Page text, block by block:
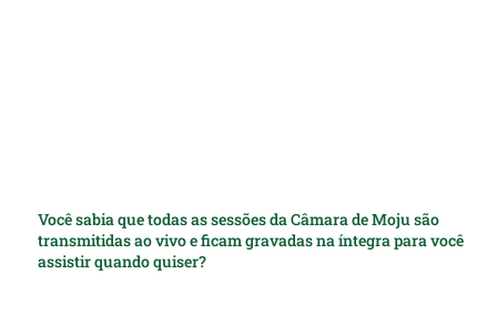
Você sabia que todas as sessões da Câmara de Moju são
transmitidas ao vivo e ficam gravadas na íntegra para você
assistir quando quiser?